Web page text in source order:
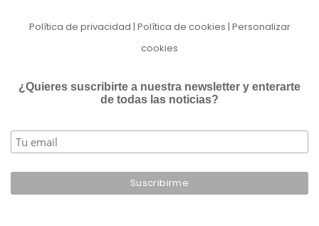
Política de privacidad | Política de cookies | Personalizar
cookies
¿Quieres suscribirte a nuestra newsletter y enterarte
de todas las noticias?